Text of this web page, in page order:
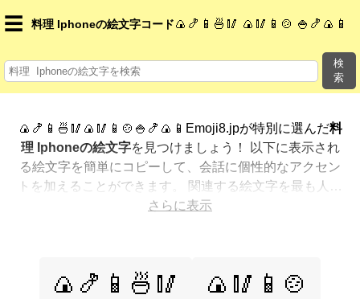
☰ 料理 Iphoneの絵文字コード 🍙🍤📱🍜🥢 🍙🥢📱🍲 🍚🍤🍙📱
検
索
🍙🍤📱🍜🥢🍙🥢📱🍲🍚🍤🍙📱Emoji8.jpが特別に選んだ料
理 Iphoneの絵文字を見つけましょう！ 以下に表示され
る絵文字を簡単にコピーして、会話に個性的なアクセン
トを加えることができます。 関連する絵文字を最も人気
のある順に表示しました。さらに多くのオプションが欲
さらに表示
🍙🍤📱🍜🥢 🍙🥢📱🍲